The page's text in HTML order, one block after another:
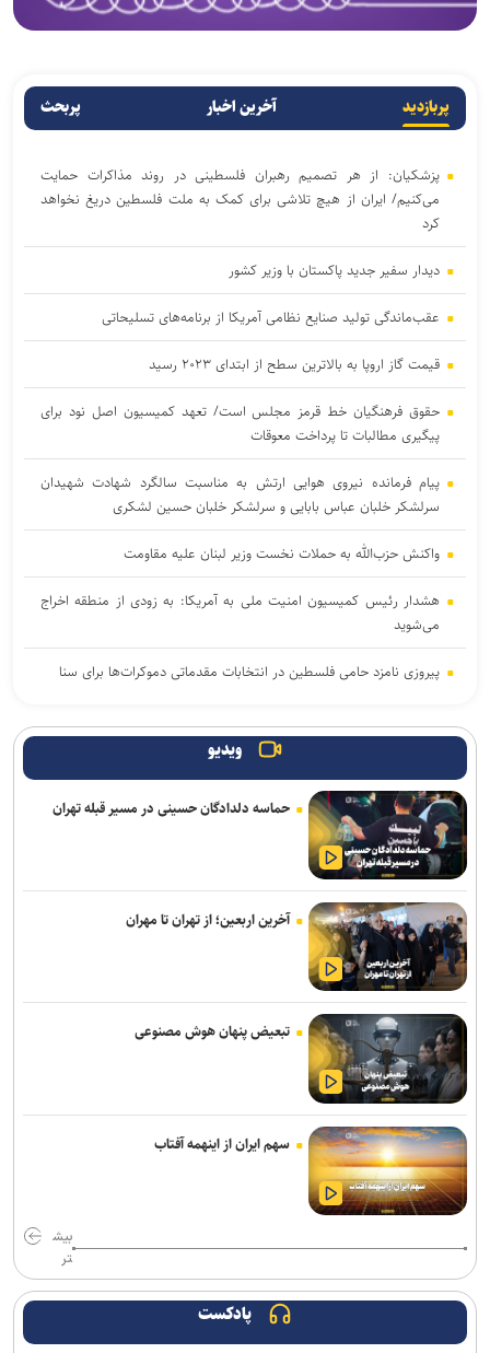
پربازدید آخرین اخبار پربحث
پزشکیان: از هر تصمیم رهبران فلسطینی در روند مذاکرات حمایت
می‌کنیم/ ایران از هیچ تلاشی برای کمک به ملت فلسطین دریغ نخواهد
کرد
دیدار سفیر جدید پاکستان با وزیر کشور
عقب‌ماندگی تولید صنایع نظامی آمریکا از برنامه‌های تسلیحاتی
قیمت گاز اروپا به بالاترین سطح از ابتدای ۲۰۲۳ رسید
حقوق فرهنگیان خط قرمز مجلس است/ تعهد کمیسیون اصل نود برای
پیگیری مطالبات تا پرداخت معوقات
پیام فرمانده نیروی هوایی ارتش به مناسبت سالگرد شهادت شهیدان
سرلشکر خلبان عباس بابایی و سرلشکر خلبان حسین لشکری
واکنش حزب‌الله به حملات نخست‌ وزیر لبنان علیه مقاومت
هشدار رئیس کمیسیون امنیت ملی به آمریکا: به زودی از منطقه اخراج
می‌شوید
پیروزی نامزد حامی فلسطین در انتخابات مقدماتی دموکرات‌ها برای سنا
جنگ رمضان و تولد نظم منطقه ای ایران
یمن: هشتمین نفتکش سعودی را در شمال دریای سرخ هدف قرار دادیم
تحلیلگر اسرائیلی: کاهش ذخایر موشکی آمریکا توان نظامی تل‌آویو را
تحت تأثیر قرار داده است
پزشکیان: اگر تا امروز مانده‌ایم، به‌خاطر مردم نجیب ایران است/ حتی
گلایه‌مندان هم همراهی کردند + صوت
هلاکت ۲ نظامی صهیونیست و مجروحیت ۴ تن دیگر در جنوب لبنان
صنعا: معادلات یمن را نمی‌توان با تغییر مسیر کشتی‌ها دور زد
دستگیری ۸ نفر از اشرار مسلح شاخص و مرتبطین گروهک‌های تروریستی
مذاکرات ایران-عمان درباره تنگه هرمز ادامه دارد/ بیانیه مشترک در مرحله
تدوین نهایی
نشست وزیران خارجه مصر، ترکیه، پاکستان و عربستان با محوریت تحولات
سازمان ملل: طرف‌ها را به مذاکره درباره تنگه هرمز تشویق می‌کنیم
انصارالله حمله به یک نفتکش عربستان را تأیید کرد
ویدیو
حماسه دلدادگان حسینی در مسیر قبله تهران
آخرین اربعین؛ از تهران تا مهران
تبعیض پنهان هوش مصنوعی
سهم ایران از اینهمه آفتاب
بیش
تر
پادکست